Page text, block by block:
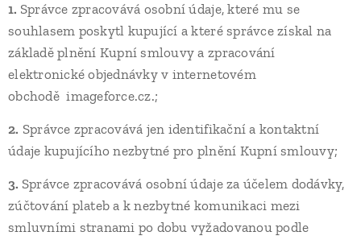
1. Správce zpracovává osobní údaje, které mu se
souhlasem poskytl kupující a které správce získal na
základě plnění Kupní smlouvy a zpracování
elektronické objednávky v internetovém
obchodě..imageforce.cz.;
2. Správce zpracovává jen identifikační a kontaktní
údaje kupujícího nezbytné pro plnění Kupní smlouvy;
3. Správce zpracovává osobní údaje za účelem dodávky,
zúčtování plateb a k nezbytné komunikaci mezi
smluvními stranami po dobu vyžadovanou podle